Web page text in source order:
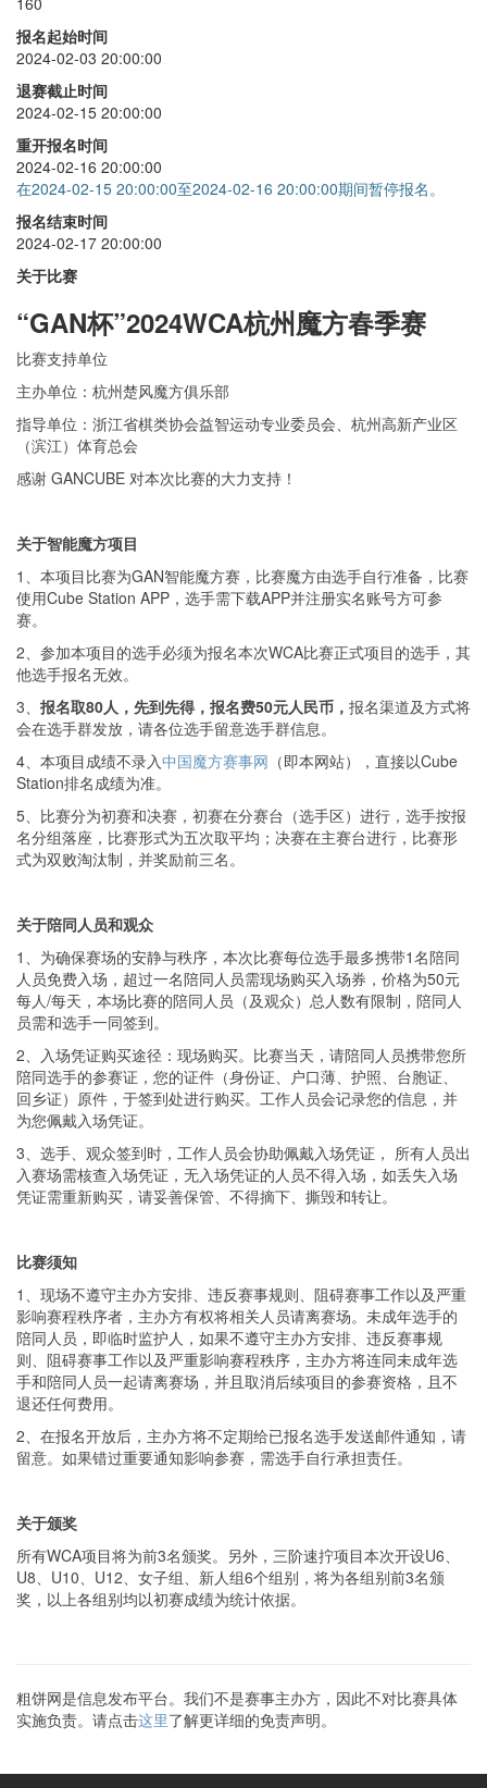
四阶
三盲
单手
金字塔
智能魔方
+ 0
报名起始时间
2024-02-03 20:00:00
退赛截止时间
2024-02-15 20:00:00
重开报名时间
2024-02-16 20:00:00
在2024-02-15 20:00:00至2024-02-16 20:00:00期间暂停报名。
报名结束时间
2024-02-17 20:00:00
关于比赛
“GAN杯”2024WCA杭州魔方春季赛
比赛支持单位
主办单位：杭州楚风魔方俱乐部
指导单位：浙江省棋类协会益智运动专业委员会、杭州高新产业区
（滨江）体育总会
感谢 GANCUBE 对本次比赛的大力支持！
关于智能魔方项目
1
本项目比赛为GAN智能魔方赛 ，比赛魔方由选手自行准备，比赛
使用Cube Station APP，选手需下载APP并注册实名账号方可参
赛。
2
参加本项目的选手必须为报名本次WCA比赛正式项目的选手，其
他选手报名无效。
3
报名取80人，先到先得，报名费50元人民币， 报名渠道及方式将
会在选手群发放，请各位选手留意选手群信息。
4
本项目成绩不录入中国魔方赛事网 （即本网站），直接以Cube
Station排名成绩为准。
5
比赛分为初赛和决赛，初赛在分赛台（选手区）进行，选手按报
名分组落座，比赛形式为五次取平均；决赛在主赛台进行，比赛形
式为双败淘汰制，并奖励前三名。
关于陪同人员和观众
1、为确保赛场的安静与秩序，本次比赛每位选手最多携带1名陪同
人员免费入场，超过一名陪同人员需现场购买入场券，价格为50元
每人/每天，本场比赛的陪同人员（及观众）总人数有限制，陪同人
员需和选手一同签到。
2、入场凭证购买途径：现场购买。比赛当天，请陪同人员携带您所
陪同选手的参赛证，您的证件（身份证、户口薄、护照、台胞证、
回乡证）原件，于签到处进行购买。工作人员会记录您的信息，并
为您佩戴入场凭证。
3、选手、观众签到时，工作人员会协助佩戴入场凭证， 所有人员出
入赛场需核查入场凭证，无入场凭证的人员不得入场，如丢失入场
凭证需重新购买，请妥善保管、不得摘下、撕毁和转让。
比赛须知
1、现场不遵守主办方安排、违反赛事规则、阻碍赛事工作以及严重
影响赛程秩序者，主办方有权将相关人员请离赛场。未成年选手的
陪同人员，即临时监护人，如果不遵守主办方安排、违反赛事规
则、阻碍赛事工作以及严重影响赛程秩序，主办方将连同未成年选
手和陪同人员一起请离赛场，并且取消后续项目的参赛资格，且不
退还任何费用。
2、在报名开放后，主办方将不定期给已报名选手发送邮件通知，请
留意。如果错过重要通知影响参赛，需选手自行承担责任。
关于颁奖
所有WCA项目将为前3名颁奖。另外，三阶速拧项目本次开设U6
U8、U10、U12、女子组、新人组6个组别，将为各组别前3名颁
奖，以上各组别均以初赛成绩为统计依据。
粗饼网是信息发布平台。我们不是赛事主办方，因此不对比赛具体
实施负责。请点击这里了解更详细的免责声明。